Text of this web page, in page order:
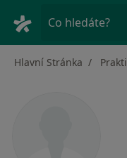
Co hledáte?
Hlavní Stránka